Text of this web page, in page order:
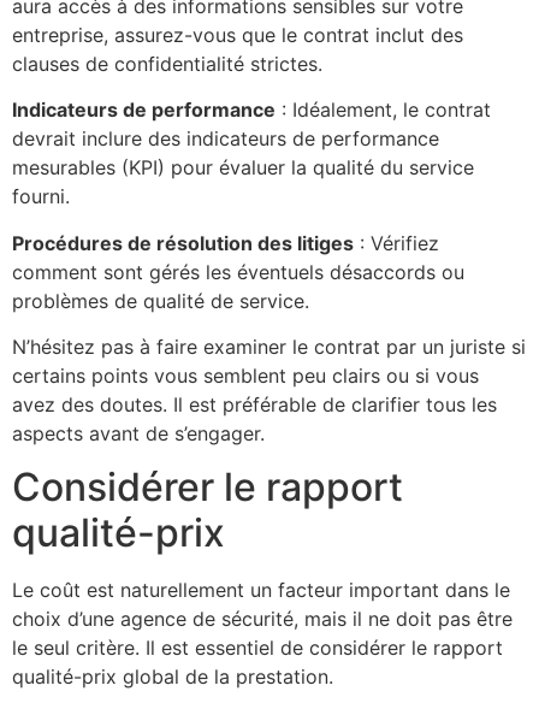
aura accès à des informations sensibles sur votre
entreprise, assurez-vous que le contrat inclut des
clauses de confidentialité strictes.
Indicateurs de performance : Idéalement, le contrat
devrait inclure des indicateurs de performance
mesurables (KPI) pour évaluer la qualité du service
fourni.
Procédures de résolution des litiges : Vérifiez
comment sont gérés les éventuels désaccords ou
problèmes de qualité de service.
N’hésitez pas à faire examiner le contrat par un juriste si
certains points vous semblent peu clairs ou si vous
avez des doutes. Il est préférable de clarifier tous les
aspects avant de s’engager.
Considérer le rapport
qualité-prix
Le coût est naturellement un facteur important dans le
choix d’une agence de sécurité, mais il ne doit pas être
le seul critère. Il est essentiel de considérer le rapport
qualité-prix global de la prestation.